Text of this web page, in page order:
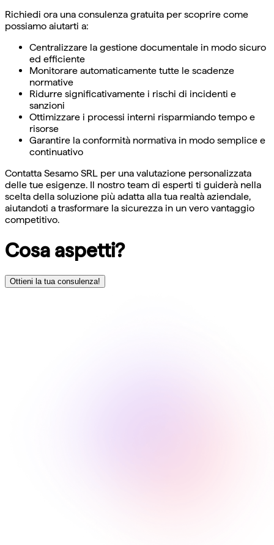
Richiedi ora una consulenza gratuita per scoprire come
possiamo aiutarti a:
Centralizzare la gestione documentale in modo sicuro
ed efficiente
Monitorare automaticamente tutte le scadenze
normative
Ridurre significativamente i rischi di incidenti e
sanzioni
Ottimizzare i processi interni risparmiando tempo e
risorse
Garantire la conformità normativa in modo semplice e
continuativo
Contatta Sesamo SRL per una valutazione personalizzata
delle tue esigenze. Il nostro team di esperti ti guiderà nella
scelta della soluzione più adatta alla tua realtà aziendale,
aiutandoti a trasformare la sicurezza in un vero vantaggio
competitivo.
Cosa aspetti?
Ottieni la tua consulenza!